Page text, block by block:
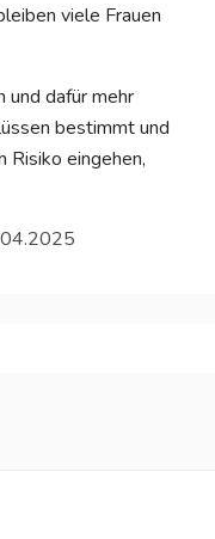
viele Frauen
und dafür mehr
bestimmt und
Risiko eingehen,